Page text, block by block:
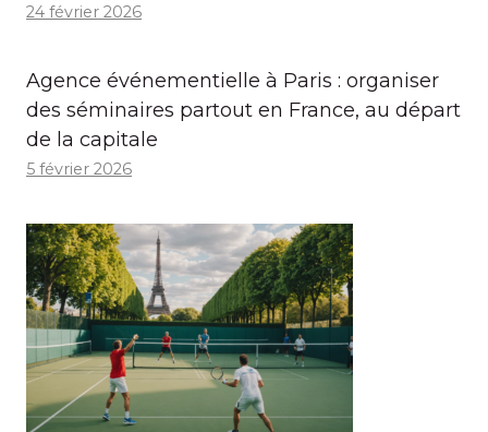
24 février 2026
Agence événementielle à Paris : organiser
des séminaires partout en France, au départ
de la capitale
5 février 2026